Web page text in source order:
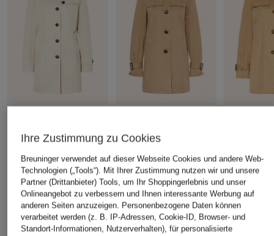
Trenchcoat
Ursprünglich:CHF 239
Trenchcoat
Ursprünglich:CHF 239 Ursprünglich:
ÄHNLICHE ARTIKEL ENTDECKEN
Ihre Zustimmung zu Cookies
Breuninger verwendet auf dieser Webseite Cookies und andere Web-
Technologien („Tools“). Mit Ihrer Zustimmung nutzen wir und unsere
Partner (Drittanbieter) Tools, um Ihr Shoppingerlebnis und unser
Onlineangebot zu verbessern und Ihnen interessante Werbung auf
anderen Seiten anzuzeigen. Personenbezogene Daten können
verarbeitet werden (z. B. IP-Adressen, Cookie-ID, Browser- und
Standort-Informationen, Nutzerverhalten), für personalisierte